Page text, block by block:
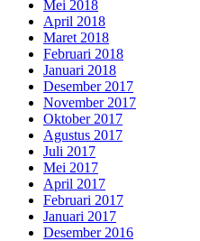
Mei 2018
April 2018
Maret 2018
Februari 2018
Januari 2018
Desember 2017
November 2017
Oktober 2017
Agustus 2017
Juli 2017
Mei 2017
April 2017
Februari 2017
Januari 2017
Desember 2016